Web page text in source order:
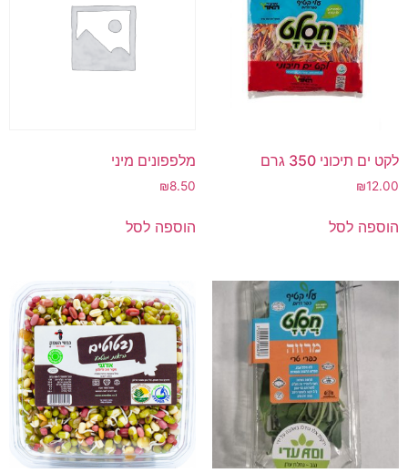
לקט ים תיכוני 350 גרם
₪12.00
הוספה לסל
מלפפונים מיני
₪8.50
הוספה לסל